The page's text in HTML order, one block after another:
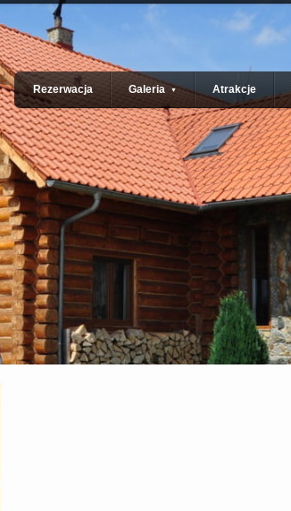
Rezerwacja Galeria ▼ Atrakcje